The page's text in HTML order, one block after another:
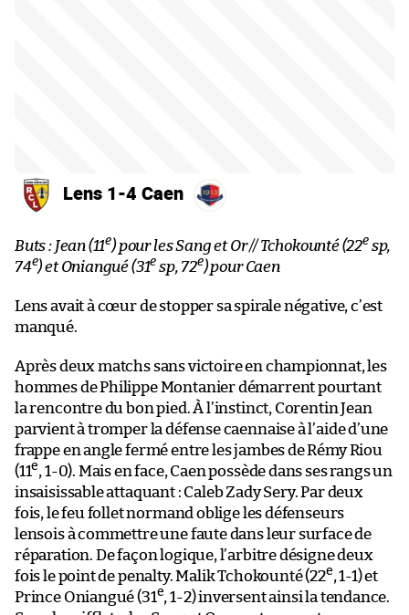
Lens 1-4 Caen
Buts : Jean (11e) pour les Sang et Or // Tchokounté (22esp,
74e) et Oniangué (31e sp, 72e) pour Caen
Lens avait à cœur de stopper sa spirale négative, c’est
manqué.
Après deux matchs sans victoire en championnat, les
hommes de Philippe Montanier démarrent pourtant
la rencontre du bon pied. À l’instinct, Corentin Jean
parvient à tromper la défense caennaise à l’aide d’une
frappe en angle fermé entre les jambes de Rémy Riou
(11e, 1-0). Mais en face, Caen possède dans ses rangs un
insaisissable attaquant : Caleb Zady Sery. Par deux
fois, le feu follet normand oblige les défenseurs
lensois à commettre une faute dans leur surface de
réparation. De façon logique, l’arbitre désigne deux
fois le point de penalty. Malik Tchokounté (22e, 1-1) et
Prince Oniangué (31e, 1-2) inversent ainsi la tendance.